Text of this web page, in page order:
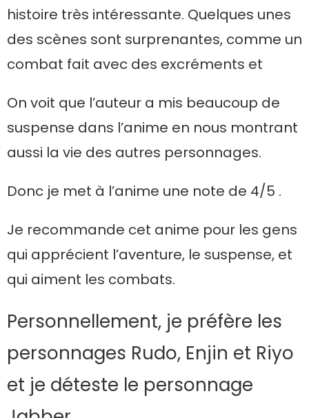
histoire très intéressante. Quelques unes
des scènes sont surprenantes, comme un
combat fait avec des excréments et
On voit que l’auteur a mis beaucoup de
suspense dans l’anime en nous montrant
aussi la vie des autres personnages.
Donc je met à l’anime une note de 4/5 .
Je recommande cet anime pour les gens
qui apprécient l’aventure, le suspense, et
qui aiment les combats.
Personnellement, je préfère les
personnages Rudo, Enjin et Riyo
et je déteste le personnage